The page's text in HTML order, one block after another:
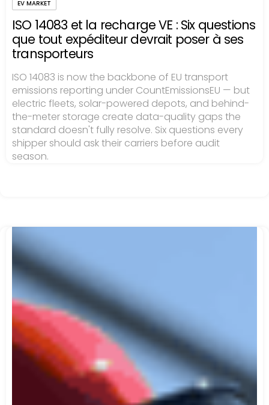
EV MARKET
ISO 14083 et la recharge VE : Six questions
que tout expéditeur devrait poser à ses
transporteurs
ISO 14083 is now the backbone of EU transport
emissions reporting under CountEmissionsEU — but
electric fleets, solar-powered depots, and behind-
the-meter storage create data-quality gaps the
standard doesn't fully resolve. Six questions every
shipper should ask their carriers before audit
season.